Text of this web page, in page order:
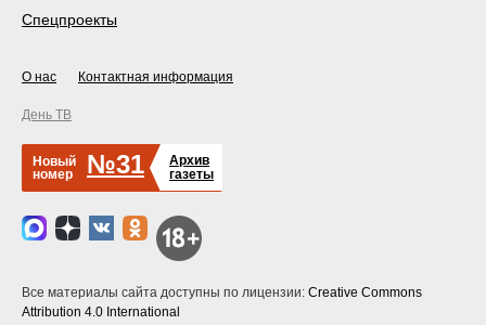
Спецпроекты
О нас Контактная информация
День ТВ
Новый
номер
№31
Архив
газеты
Все материалы сайта доступны по лицензии: Creative Commons
Attribution 4.0 International